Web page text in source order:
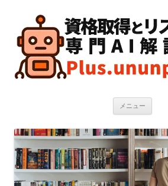
テ
ン
ツ
へ
ス
キ
メニュー